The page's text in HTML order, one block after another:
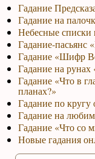
Гадание
Гадание на
Небесные списки
Гадание-пасьянс
Гадание «Шифр
Гадание на
Гадание «Что в
планах?»
Гадание по кругу
Гадание на
Гадание «Что со
Новые гадания